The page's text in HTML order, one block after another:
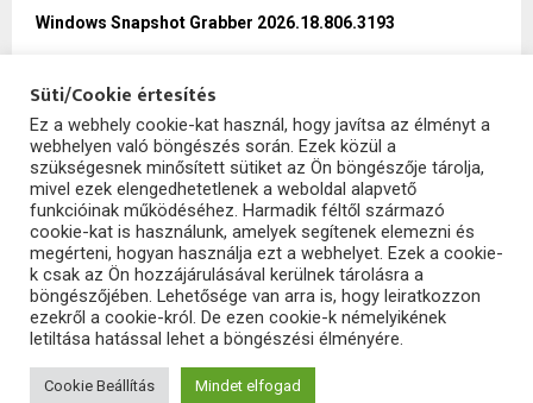
Windows Snapshot Grabber 2026.18.806.3193
SzoftHub
2025 - szofthub.hu. All Right Reserved.
Süti/Cookie értesítés
Ez a webhely cookie-kat használ, hogy javítsa az élményt a
webhelyen való böngészés során. Ezek közül a
szükségesnek minősített sütiket az Ön böngészője tárolja,
mivel ezek elengedhetetlenek a weboldal alapvető
funkcióinak működéséhez. Harmadik féltől származó
cookie-kat is használunk, amelyek segítenek elemezni és
megérteni, hogyan használja ezt a webhelyet. Ezek a cookie-
k csak az Ön hozzájárulásával kerülnek tárolásra a
böngészőjében. Lehetősége van arra is, hogy leiratkozzon
ezekről a cookie-król. De ezen cookie-k némelyikének
letiltása hatással lehet a böngészési élményére.
Cookie Beállítás Mindet elfogad